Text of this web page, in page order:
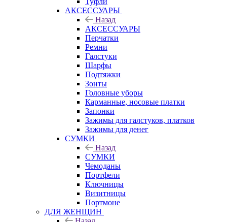
АКСЕССУАРЫ
Назад
АКСЕССУАРЫ
Перчатки
Ремни
Галстуки
Шарфы
Подтяжки
Зонты
Головные уборы
Карманные, носовые платки
Запонки
Зажимы для галстуков, платков
Зажимы для денег
СУМКИ
Назад
СУМКИ
Чемоданы
Портфели
Ключницы
Визитницы
Портмоне
ДЛЯ ЖЕНЩИН